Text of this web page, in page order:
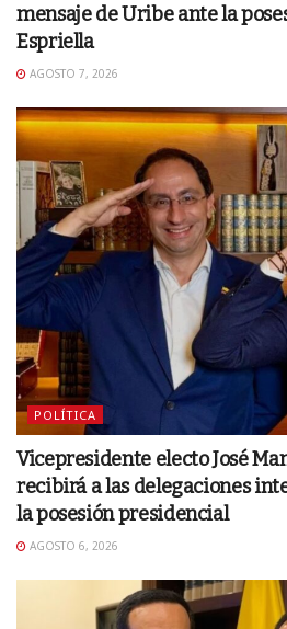
mensaje de Uribe ante la
Espriella
AGOSTO 7, 2026
POLÍTICA
Vicepresidente electo José
recibirá a las delegaciones
la posesión presidencial
AGOSTO 6, 2026